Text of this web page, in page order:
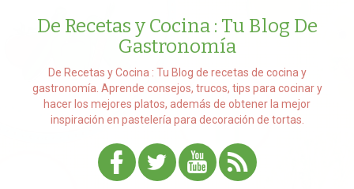
De Recetas y Cocina : Tu Blog De
Gastronomía
De Recetas y Cocina : Tu Blog de recetas de cocina y
gastronomía. Aprende consejos, trucos, tips para cocinar y
hacer los mejores platos, además de obtener la mejor
inspiración en pastelería para decoración de tortas.